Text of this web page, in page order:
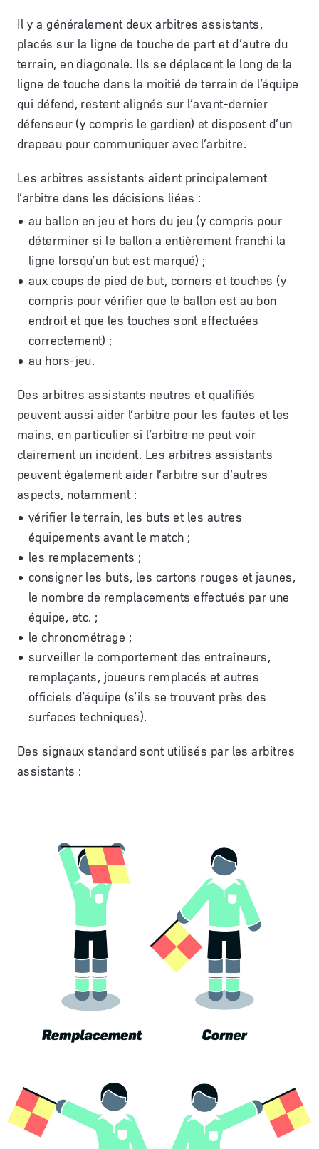
Il y a généralement deux arbitres assistants,
placés sur la ligne de touche de part et d’autre du
terrain, en diagonale. Ils se déplacent le long de la
ligne de touche dans la moitié de terrain de l’équipe
qui défend, restent alignés sur l’avant-dernier
défenseur (y compris le gardien) et disposent d’un
drapeau pour communiquer avec l’arbitre.
Les arbitres assistants aident principalement
l’arbitre dans les décisions liées :
au ballon en jeu et hors du jeu (y compris pour
déterminer si le ballon a entièrement franchi la
ligne lorsqu’un but est marqué) ;
aux coups de pied de but, corners et touches (y
compris pour vérifier que le ballon est au bon
endroit et que les touches sont effectuées
correctement) ;
au hors-jeu.
Des arbitres assistants neutres et qualifiés
peuvent aussi aider l’arbitre pour les fautes et les
mains, en particulier si l’arbitre ne peut voir
clairement un incident. Les arbitres assistants
peuvent également aider l’arbitre sur d’autres
aspects, notamment :
vérifier le terrain, les buts et les autres
équipements avant le match ;
les remplacements ;
consigner les buts, les cartons rouges et jaunes,
le nombre de remplacements effectués par une
équipe, etc. ;
le chronométrage ;
surveiller le comportement des entraîneurs,
remplaçants, joueurs remplacés et autres
officiels d’équipe (s’ils se trouvent près des
surfaces techniques).
Des signaux standard sont utilisés par les arbitres
assistants :